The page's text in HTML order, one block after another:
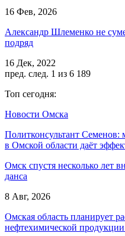
16 Фев, 2026
Александр Шлеменко не
подряд
16 Дек, 2022
пред. след. 1 из 6 189
Топ сегодня:
Новости Омска
Политконсультант Семенов:
в Омской области даёт
Омск спустя несколько лет
данса
8 Авг, 2026
Омская область планирует
нефтехимической